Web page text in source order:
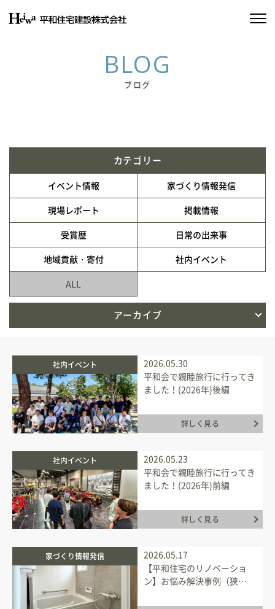
会社情報
SDGsの取り組み
イベント情報
BLOG
ブログ
カテゴリー
イベント情報
家づくり情報発信
現場レポート
掲載情報
受賞歴
日常の出来事
地域貢献・寄付
社内イベント
ALL
アーカイブ
社内イベント
2026.05.30
平和会で親睦旅行に行ってき
ました！(2026年)後編
詳しく見る
社内イベント
2026.05.23
平和会で親睦旅行に行ってき
ました！(2026年)前編
詳しく見る
家づくり情報発信
2026.05.17
【平和住宅のリノベーショ
ン】お悩み解決事例（狭…